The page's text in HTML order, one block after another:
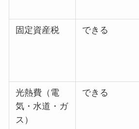
固定資産税 できる
光熱費（電
気・水道・ガ
ス）
できる